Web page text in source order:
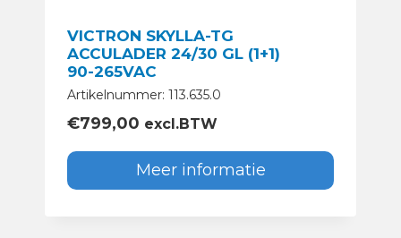
VICTRON SKYLLA-TG
ACCULADER 24/30 GL (1+1)
90-265VAC
Artikelnummer: 113.635.0
€799,00 excl.BTW
Meer informatie